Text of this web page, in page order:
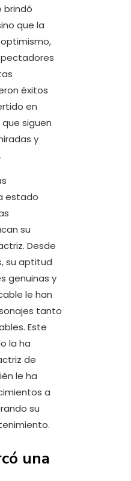
brindó
que la
éxitos
en
siguen
y
estado
su
Desde
su aptitud
genuinas y
le han
tanto
Este
la ha
de
le ha
a
su
una